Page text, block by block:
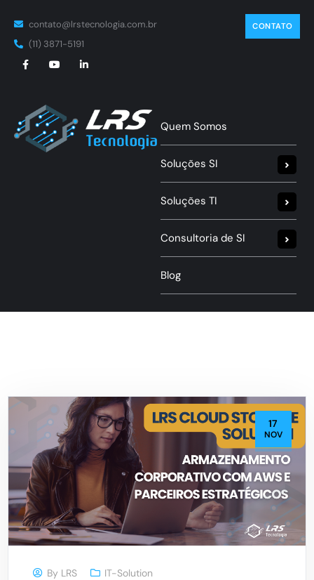
contato@lrstecnologia.com.br
(11) 3871-5191
CONTATO
Quem Somos
Soluções SI
Soluções TI
Consultoria de SI
Blog
17
NOV
By LRS IT-Solution